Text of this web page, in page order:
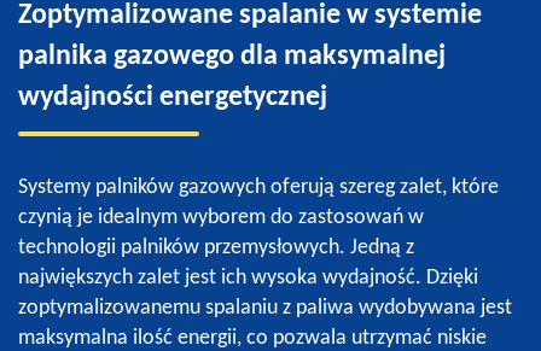
Zoptymalizowane spalanie w systemie
palnika gazowego dla maksymalnej
wydajności energetycznej
Systemy palników gazowych oferują szereg zalet, które
czynią je idealnym wyborem do zastosowań w
technologii palników przemysłowych. Jedną z
największych zalet jest ich wysoka wydajność. Dzięki
zoptymalizowanemu spalaniu z paliwa wydobywana jest
maksymalna ilość energii, co pozwala utrzymać niskie